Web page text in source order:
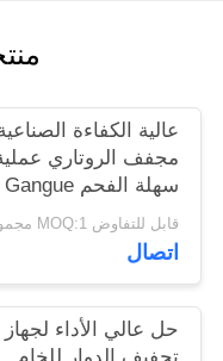
اطلب
اقتباس
خريطة
الموقع
عالية الكفاءة
مجفف الروتاري
سهلة الفحم Gangue
الروتاري مجفف
قابل للتفاوض MOQ:1 مجموعة
اتصال
حل عالي الأداء لجهاز